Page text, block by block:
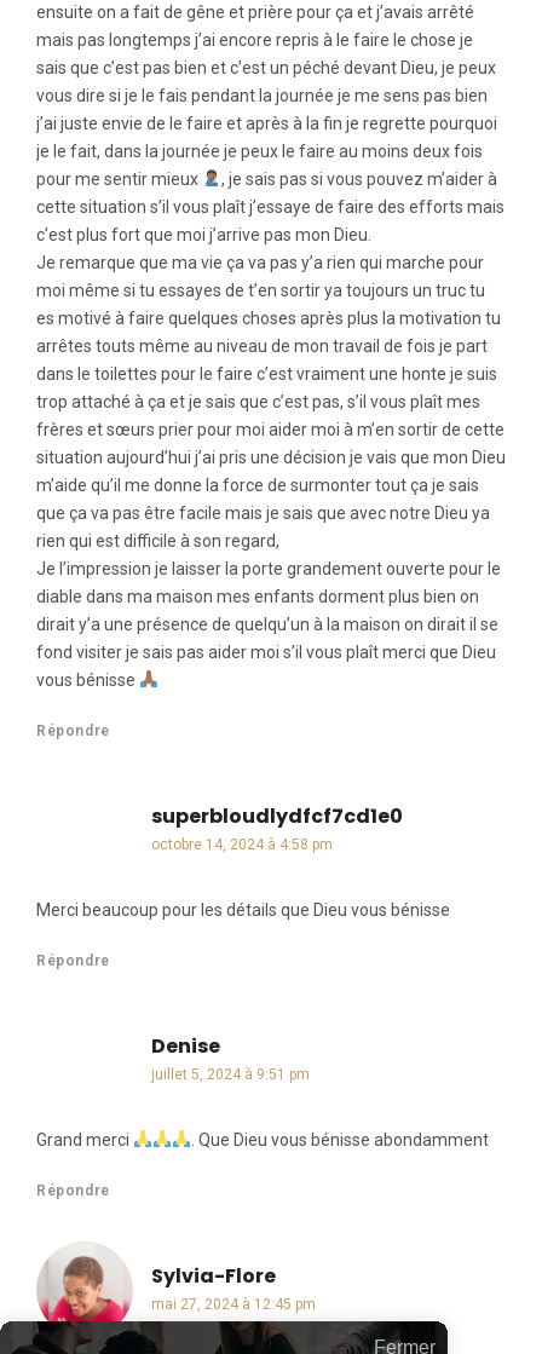
ensuite on a fait de gêne et prière pour ça et j’avais arrêté
mais pas longtemps j’ai encore repris à le faire le chose je
sais que c’est pas bien et c’est un péché devant Dieu, je peux
vous dire si je le fais pendant la journée je me sens pas bien
j’ai juste envie de le faire et après à la fin je regrette pourquoi
je le fait, dans la journée je peux le faire au moins deux fois
pour me sentir mieux
, je sais pas si vous pouvez m’aider à
cette situation s’il vous plaît j’essaye de faire des efforts mais
c’est plus fort que moi j’arrive pas mon Dieu.
Je remarque que ma vie ça va pas y’a rien qui marche pour
moi même si tu essayes de t’en sortir ya toujours un truc tu
es motivé à faire quelques choses après plus la motivation tu
arrêtes touts même au niveau de mon travail de fois je part
dans le toilettes pour le faire c’est vraiment une honte je suis
trop attaché à ça et je sais que c’est pas, s’il vous plaît mes
frères et sœurs prier pour moi aider moi à m’en sortir de cette
situation aujourd’hui j’ai pris une décision je vais que mon Dieu
m’aide qu’il me donne la force de surmonter tout ça je sais
que ça va pas être facile mais je sais que avec notre Dieu ya
rien qui est difficile à son regard,
Je l’impression je laisser la porte grandement ouverte pour le
diable dans ma maison mes enfants dorment plus bien on
dirait y’a une présence de quelqu’un à la maison on dirait il se
fond visiter je sais pas aider moi s’il vous plaît merci que Dieu
vous bénisse
Répondre
superbloudlydfcf7cd1e0
octobre 14, 2024 à 4:58 pm
Merci beaucoup pour les détails que Dieu vous bénisse
Répondre
Denisedit :
juillet 5, 2024 à 9:51 pm
Grand merci . Que Dieu vous bénisse abondamment
Répondre
Sylvia-Floredit :
mai 27, 2024 à 12:45 pm
Fermer